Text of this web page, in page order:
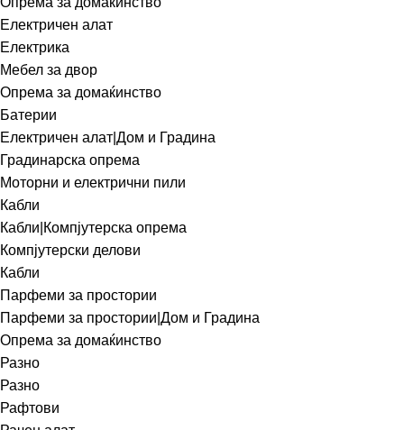
Електричен алат
Електрика
Мебел за двор
Опрема за домаќинство
Батерии
Електричен алат|Дом и Градина
Градинарска опрема
Моторни и електрични пили
Кабли
Кабли|Компјутерска опрема
Компјутерски делови
Кабли
Парфеми за простории
Парфеми за простории|Дом и Градина
Опрема за домаќинство
Разно
Разно
Рафтови